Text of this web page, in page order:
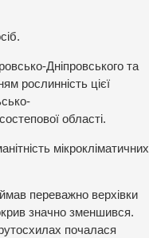
Дніпровського та
рослинність цієї
області.
мікрокліматичних
переважно верхівки
значно зменшився.
почалася